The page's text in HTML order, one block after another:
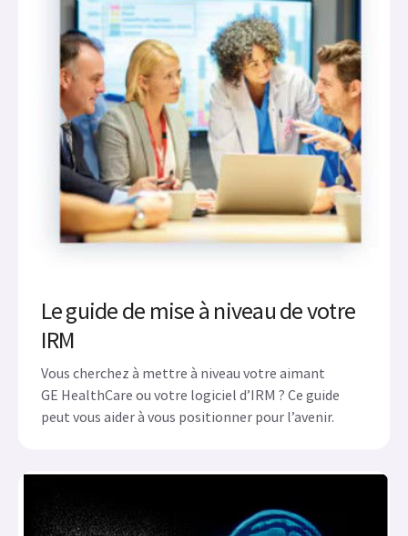
Le guide de mise à niveau de votre
IRM
Vous cherchez à mettre à niveau votre aimant
GE HealthCare ou votre logiciel d’IRM ? Ce guide
peut vous aider à vous positionner pour l’avenir.